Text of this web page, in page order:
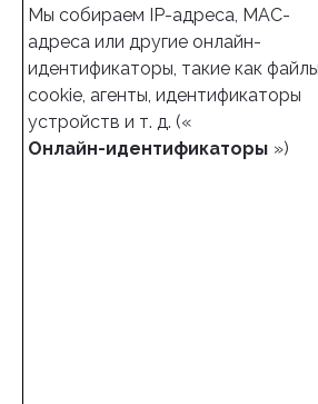
Мы собираем IP-адреса, MAC-
адреса или другие онлайн-
идентификаторы, такие как файлы
cookie, агенты, идентификаторы
устройств и т. д. («
Онлайн-идентификаторы »)